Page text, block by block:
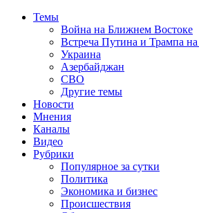
Темы
Война на Ближнем Востоке
Встреча Путина и Трампа
Украина
Азербайджан
СВО
Другие темы
Новости
Мнения
Каналы
Видео
Рубрики
Популярное за сутки
Политика
Экономика и бизнес
Происшествия